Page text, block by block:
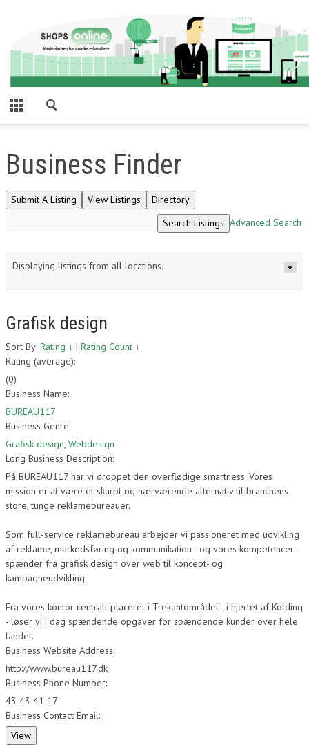
Business Finder
Advanced Search
Displaying listings from all locations.
Grafisk design
Sort By: Rating ↓ | Rating Count ↓
Rating (average):
(0)
Business Name:
BUREAU117
Business Genre:
Grafisk design, Webdesign
Long Business Description:
På BUREAU117 har vi droppet den overflødige smartness. Vores
mission er at være et skarpt og nærværende alternativ til branchens
store, tunge reklamebureauer.
Som full-service reklamebureau arbejder vi passioneret med udvikling
af reklame, markedsføring og kommunikation - og vores kompetencer
spænder fra grafisk design over web til koncept- og
kampagneudvikling.
Fra vores kontor centralt placeret i Trekantområdet - i hjertet af Kolding
- løser vi i dag spændende opgaver for spændende kunder over hele
landet.
Business Website Address:
http://www.bureau117.dk
Business Phone Number:
43 43 41 17
Business Contact Email: